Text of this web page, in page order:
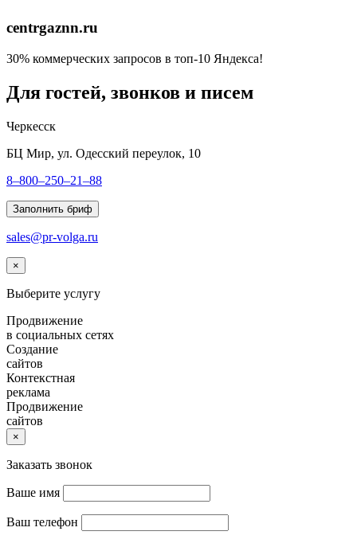
centrgaznn.ru
30% коммерческих запросов в топ-10 Яндекса!
Для гостей, звонков и писем
Черкесск
БЦ Мир, ул. Одесский переулок, 10
8–800–250–21–88
Заполнить бриф
sales@pr-volga.ru
×
Выберите услугу
Продвижение
в социальных сетях
Создание
сайтов
Контекстная
реклама
Продвижение
сайтов
×
Заказать звонок
Ваше имя
Ваш телефон